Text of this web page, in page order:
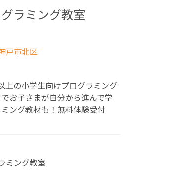
ラミング教室
戸市北区
の小学生向けプログラミング
お子さまが自分から進んで学
ング教材も！無料体験受付
ミング教室